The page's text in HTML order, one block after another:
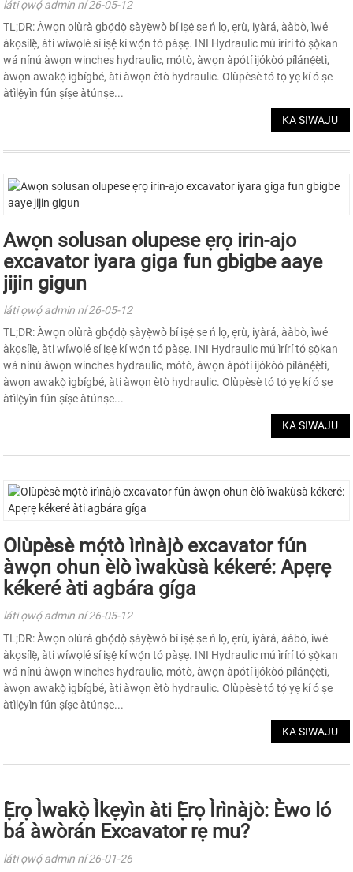
láti ọwọ́ admin ní 26-05-12
TL;DR: Àwọn olùrà gbọ́dọ̀ ṣàyẹ̀wò bí iṣẹ́ ṣe ń lọ, ẹrù, iyàrá, ààbò, ìwé
àkọsílẹ̀, àti wíwọlé sí iṣẹ́ kí wọ́n tó pàṣẹ. INI Hydraulic mú ìrírí tó ṣọ̀kan
wá nínú àwọn winches hydraulic, mótò, àwọn àpótí ìjókòó pílánẹ́ẹ̀tì,
àwọn awakọ̀ ìgbígbé, àti àwọn ètò hydraulic. Olùpèsè tó tọ́ yẹ kí ó ṣe
àtìlẹ́yìn fún ṣíṣe àtúnṣe...
KA SIWAJU
Awọn solusan olupese ẹrọ irin-ajo
excavator iyara giga fun gbigbe aaye
jijin gigun
láti ọwọ́ admin ní 26-05-12
TL;DR: Àwọn olùrà gbọ́dọ̀ ṣàyẹ̀wò bí iṣẹ́ ṣe ń lọ, ẹrù, iyàrá, ààbò, ìwé
àkọsílẹ̀, àti wíwọlé sí iṣẹ́ kí wọ́n tó pàṣẹ. INI Hydraulic mú ìrírí tó ṣọ̀kan
wá nínú àwọn winches hydraulic, mótò, àwọn àpótí ìjókòó pílánẹ́ẹ̀tì,
àwọn awakọ̀ ìgbígbé, àti àwọn ètò hydraulic. Olùpèsè tó tọ́ yẹ kí ó ṣe
àtìlẹ́yìn fún ṣíṣe àtúnṣe...
KA SIWAJU
Olùpèsè mọ́tò ìrìnàjò excavator fún
àwọn ohun èlò ìwakùsà kékeré: Apẹrẹ
kékeré àti agbára gíga
láti ọwọ́ admin ní 26-05-12
TL;DR: Àwọn olùrà gbọ́dọ̀ ṣàyẹ̀wò bí iṣẹ́ ṣe ń lọ, ẹrù, iyàrá, ààbò, ìwé
àkọsílẹ̀, àti wíwọlé sí iṣẹ́ kí wọ́n tó pàṣẹ. INI Hydraulic mú ìrírí tó ṣọ̀kan
wá nínú àwọn winches hydraulic, mótò, àwọn àpótí ìjókòó pílánẹ́ẹ̀tì,
àwọn awakọ̀ ìgbígbé, àti àwọn ètò hydraulic. Olùpèsè tó tọ́ yẹ kí ó ṣe
àtìlẹ́yìn fún ṣíṣe àtúnṣe...
KA SIWAJU
Ẹ̀rọ Ìwakọ̀ Ìkẹyìn àti Ẹ̀rọ Ìrìnàjò: Èwo ló
bá àwòrán Excavator rẹ mu?
láti ọwọ́ admin ní 26-01-26